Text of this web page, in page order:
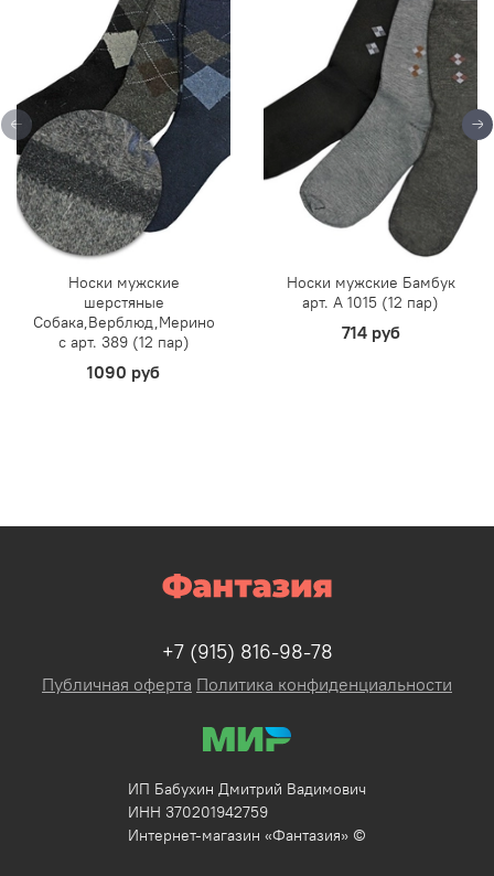
Носки мужские
шерстяные
Собака,Верблюд,Мерино
с арт. 389 (12 пар)
1090 руб
Носки мужские Бамбук
арт. А 1015 (12 пар)
714 руб
+7 (915) 816-98-78
Публичная оферта Политика конфиденциальности
ИП Бабухин Дмитрий Вадимович
ИНН 370201942759
Интернет-магазин «Фантазия» ©